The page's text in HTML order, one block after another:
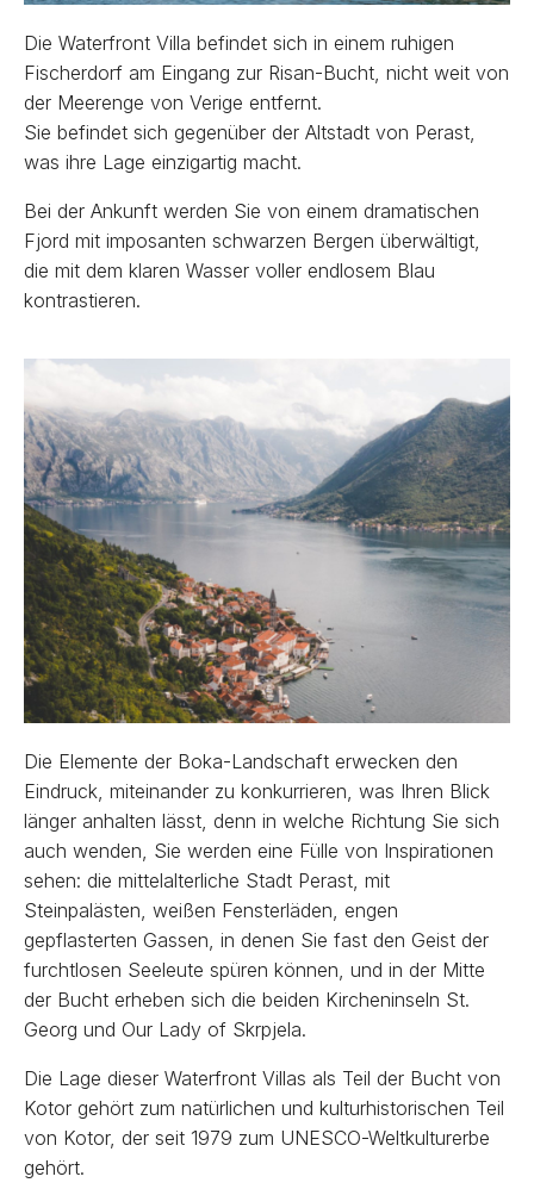
Die Waterfront Villa befindet sich in einem ruhigen
Fischerdorf am Eingang zur Risan-Bucht, nicht weit von
der Meerenge von Verige entfernt.
Sie befindet sich gegenüber der Altstadt von Perast,
was ihre Lage einzigartig macht.
Bei der Ankunft werden Sie von einem dramatischen
Fjord mit imposanten schwarzen Bergen überwältigt,
die mit dem klaren Wasser voller endlosem Blau
kontrastieren.
Die Elemente der Boka-Landschaft erwecken den
Eindruck, miteinander zu konkurrieren, was Ihren Blick
länger anhalten lässt, denn in welche Richtung Sie sich
auch wenden, Sie werden eine Fülle von Inspirationen
sehen: die mittelalterliche Stadt Perast, mit
Steinpalästen, weißen Fensterläden, engen
gepflasterten Gassen, in denen Sie fast den Geist der
furchtlosen Seeleute spüren können, und in der Mitte
der Bucht erheben sich die beiden Kircheninseln St.
Georg und Our Lady of Skrpjela.
Die Lage dieser Waterfront Villas als Teil der Bucht von
Kotor gehört zum natürlichen und kulturhistorischen Teil
von Kotor, der seit 1979 zum UNESCO-Weltkulturerbe
gehört.